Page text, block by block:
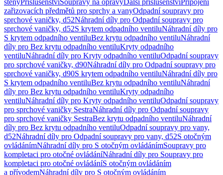
stěnyPříslušenstvíSoupravy na opravyDalší příslušenstvíPřipojení
zařizovacích předmětů pro sprchy a vanyOdpadní soupravy pro
sprchové vaničky, d52Náhradní díly pro Odpadní soupravy pro
sprchové vaničky, d52S krytem odpadního ventiluNáhradní díly pro
S krytem odpadního ventiluBez krytu odpadního ventiluNáhradní
díly pro Bez krytu odpadního ventiluKryty odpadního
ventiluNáhradní díly pro Kryty odpadního ventiluOdpadní soupravy
pro sprchové vaničky, d90Náhradní díly pro Odpadní soupravy pro
sprchové vaničky, d90S krytem odpadního ventiluNáhradní díly pro
S krytem odpadního ventiluBez krytu odpadního ventiluNáhradní
díly pro Bez krytu odpadního ventiluKryty odpadního
ventiluNáhradní díly pro Kryty odpadního ventiluOdpadní soupravy
pro sprchové vaničky SestraNáhradní díly pro Odpadní soupravy
pro sprchové vaničky SestraBez krytu odpadního ventiluNáhradní
díly pro Bez krytu odpadního ventiluOdpadní soupravy pro vany,
d52Náhradní díly pro Odpadní soupravy pro vany, d52S otočným
ovládánímNáhradní díly pro S otočným ovládánímSoupravy pro
kompletaci pro otočné ovládáníNáhradní díly pro Soupravy pro
kompletaci pro otočné ovládáníS otočným ovládáním
a přívodemNáhradní díly pro S otočným ovládáním